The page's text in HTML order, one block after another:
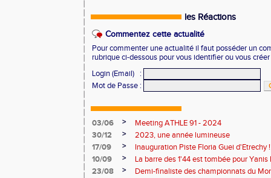
les Réactions
Commentez cette actualité
Pour commenter une actualité il faut posséder un
rubrique ci-dessous pour vous identifier ou vous
Login (Email)
:
Mot de Passe :
03/06 >
Meeting ATHLE 91 - 2024
30/12
>
2023, une année lumineuse
17/09
>
Inauguration Piste Floria Guei d'Etrechy !
10/09
>
La barre des 1'44 est tombée pour Yanis
23/08
>
Demi-finaliste des championnats du